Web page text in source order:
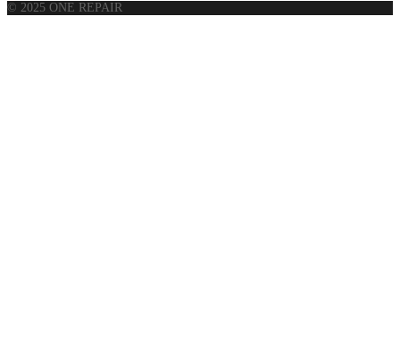
© 2025 ONE REPAIR